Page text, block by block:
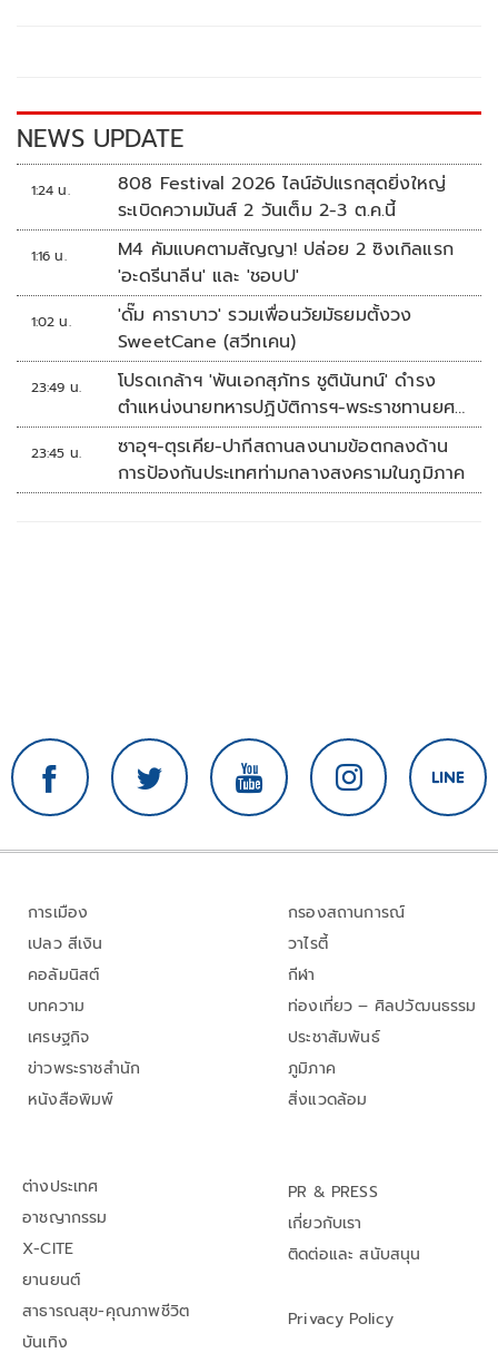
k k
NEWS UPDATE
1:24 น.
808 Festival 2026 ไลน์อัปแรกสุดยิ่งใหญ่
ระเบิดความมันส์ 2 วันเต็ม 2-3 ต.ค.นี้
1:16 น.
M4 คัมแบคตามสัญญา! ปล่อย 2 ซิงเกิลแรก
'อะดรีนาลีน' และ 'ชอบU'
1:02 น.
'ดั๊ม คาราบาว' รวมเพื่อนวัยมัธยมตั้งวง
SweetCane (สวีทเคน)
23:49 น.
โปรดเกล้าฯ 'พันเอกสุภัทร ชูตินันทน์' ดำรง
ตำแหน่งนายทหารปฏิบัติการฯ-พระราชทานยศ
'พลตรี'
23:45 น.
ซาอุฯ-ตุรเคีย-ปากีสถานลงนามข้อตกลงด้าน
การป้องกันประเทศท่ามกลางสงครามในภูมิภาค
การเมือง
เปลว สีเงิน
คอลัมนิสต์
บทความ
เศรษฐกิจ
ข่าวพระราชสำนัก
หนังสือพิมพ์
กรองสถานการณ์
วาไรตี้
กีฬา
ท่องเที่ยว – ศิลปวัฒนธรรม
ประชาสัมพันธ์
ภูมิภาค
สิ่งแวดล้อม
ต่างประเทศ
อาชญากรรม
X-CITE
ยานยนต์
สาธารณสุข-คุณภาพชีวิต
บันเทิง
PR & PRESS
เกี่ยวกับเรา
ติดต่อและ สนับสนุน
Privacy Policy